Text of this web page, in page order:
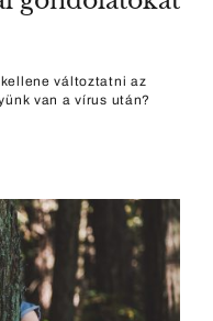
változtatni az
van a vírus után?